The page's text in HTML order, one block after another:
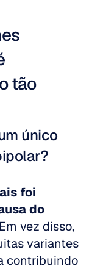
tão
único
foi
do
Em vez disso,
variantes
contribuindo